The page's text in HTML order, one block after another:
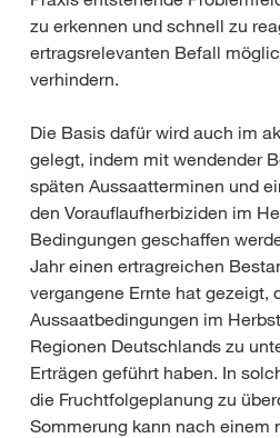
zu erkennen und schnell zu
ertragsrelevanten Befall
verhindern.
Die Basis dafür wird auch im
gelegt, indem mit wendender
späten Aussaatterminen und
den Vorauflaufherbiziden im
Bedingungen geschaffen
Jahr einen ertragreichen
vergangene Ernte hat gezeigt,
Aussaatbedingungen im
Regionen Deutschlands zu
Erträgen geführt haben. In
die Fruchtfolgeplanung zu
Sommerung kann nach einem